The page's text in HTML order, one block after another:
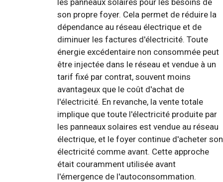
son propre foyer. Cela permet de réduire la
dépendance au réseau électrique et de
diminuer les factures d'électricité. Toute
énergie excédentaire non consommée peut
être injectée dans le réseau et vendue à un
tarif fixé par contrat, souvent moins
avantageux que le coût d'achat de
l'électricité. En revanche, la vente totale
implique que toute l'électricité produite par
les panneaux solaires est vendue au réseau
électrique, et le foyer continue d'acheter son
électricité comme avant. Cette approche
était couramment utilisée avant
l'émergence de l'autoconsommation.